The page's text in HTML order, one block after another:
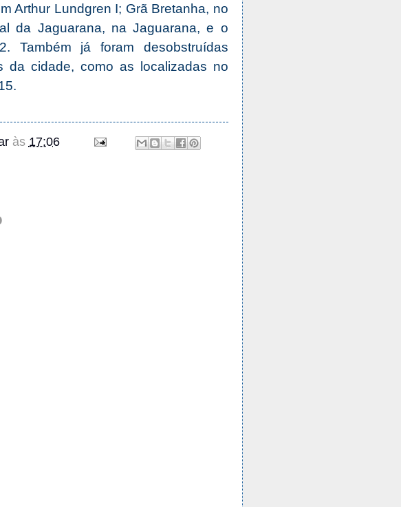
Arthur Lundgren I; Grã Bretanha, no
da Jaguarana, na Jaguarana, e o
Também já foram desobstruídas
da cidade, como as localizadas no
às 17:06